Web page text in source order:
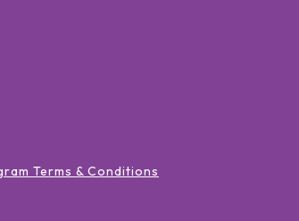
Terms & Conditions